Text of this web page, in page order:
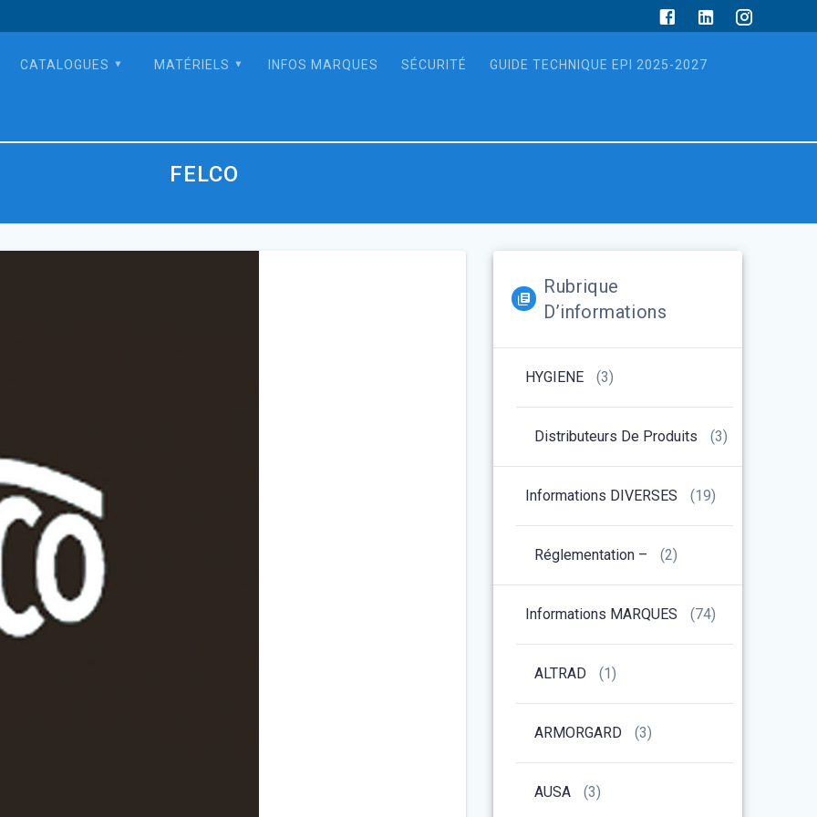
CATALOGUES MATÉRIELS INFOS MARQUES SÉCURITÉ GUIDE TECHNIQUE EPI 2025-2027
FELCO
Rubrique
D’informations
HYGIENE (3)
Distributeurs De Produits (3)
Informations DIVERSES (19)
Réglementation – (2)
Informations MARQUES (74)
ALTRAD (1)
ARMORGARD (3)
AUSA (3)